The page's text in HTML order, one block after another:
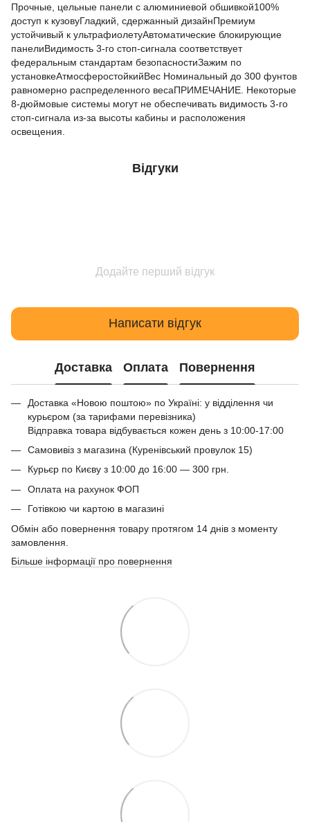
Прочные, цельные панели с алюминиевой обшивкой100%
доступ к кузовуГладкий, сдержанный дизайнПремиум
устойчивый к ультрафиолетуАвтоматические блокирующие
панелиВидимость 3-го стоп-сигнала соответствует
федеральным стандартам безопасностиЗажим по
установкеАтмосферостойкийВес Номинальный до 300 фунтов
равномерно распределенного весаПРИМЕЧАНИЕ. Некоторые
8-дюймовые системы могут не обеспечивать видимость 3-го
стоп-сигнала из-за высоты кабины и расположения
освещения.
Відгуки
Додайте перший відгук
Написати відгук
Доставка Оплата Повернення
Доставка «Новою поштою» по Україні: у відділення чи
курьєром (за тарифами перевізника)
Відправка товара відбувається кожен день з 10:00-17:00
Самовивіз з магазина (Куренівський провулок 15)
Курьєр по Києву з 10:00 до 16:00 — 300 грн.
Оплата на рахунок ФОП
Готівкою чи картою в магазині
Обмін або повернення товару протягом 14 днів з моменту
замовлення.
Більше інформації про повернення